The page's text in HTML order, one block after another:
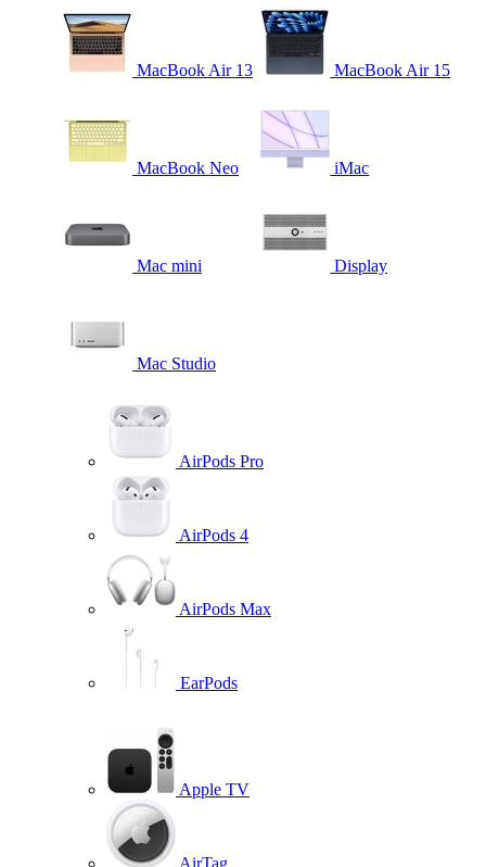
MacBook Air 13 MacBook Air 15
MacBook Neo iMac
Mac mini Display
Mac Studio
AirPods Pro
AirPods 4
AirPods Max
EarPods
Apple TV